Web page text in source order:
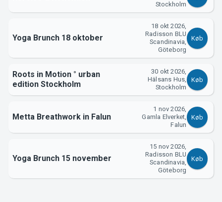
Stockholm
Yoga Brunch 18 oktober
18 okt 2026,
Radisson BLU
Scandinavia,
Göteborg
Køb
Roots in Motion ° urban
edition Stockholm
30 okt 2026,
Hälsans Hus,
Stockholm
Køb
Metta Breathwork in Falun
1 nov 2026,
Gamla Elverket,
Falun
Køb
Yoga Brunch 15 november
15 nov 2026,
Radisson BLU
Scandinavia,
Göteborg
Køb